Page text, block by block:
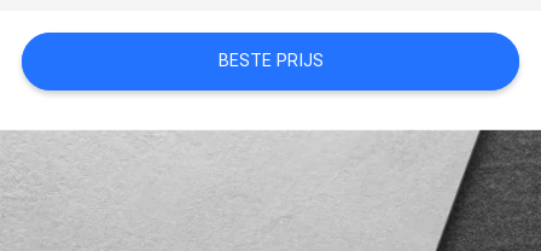
SITEMAP
PRIVACYBELEID
BESTE PRIJS